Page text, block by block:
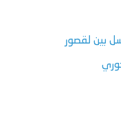
بين لقصور